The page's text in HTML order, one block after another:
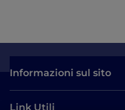
Informazioni sul sito
Link Utili